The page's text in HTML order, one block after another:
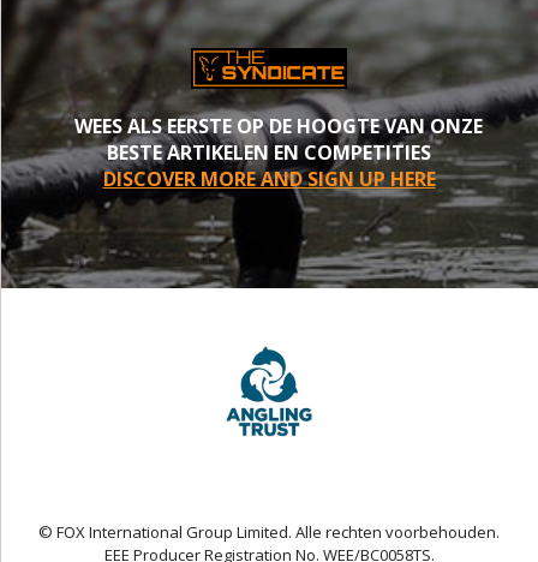
WEES ALS EERSTE OP DE HOOGTE VAN ONZE
BESTE ARTIKELEN EN COMPETITIES
DISCOVER MORE AND SIGN UP HERE
© FOX International Group Limited. Alle rechten voorbehouden.
EEE Producer Registration No. WEE/BC0058TS.